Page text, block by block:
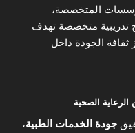
المتخصصة،
تدريبية متخصصة تهدف
ثقافة الجودة داخل
جودة الخدمات الطبية،